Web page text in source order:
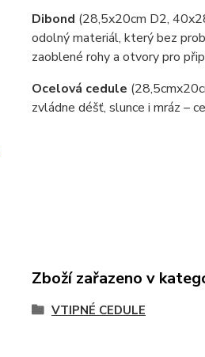
Dibond (28,5x20cm D2,
odolný materiál, který bez
zaoblené rohy a otvory pro
Ocelová cedule
zvládne déšť, slunce i mráz –
Zboží zařazeno v
VTIPNÉ CEDULE